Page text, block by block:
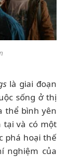
là giai đoạn
sống ở thị
thể bình yên
tại và có một
phá hoại thế
nghiệm của